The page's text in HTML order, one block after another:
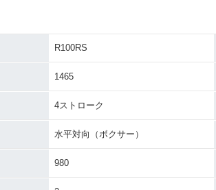
1984年 R100RS
1978年 R100RS
R100RS
1465
4ストローク
水平対向（ボクサー）
980